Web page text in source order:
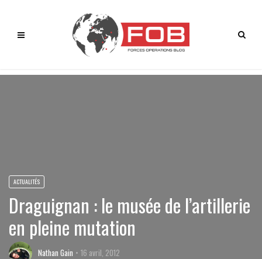
ACTUALITÉS
Draguignan : le musée de l’artillerie
en pleine mutation
Nathan Gain 16 avril, 2012